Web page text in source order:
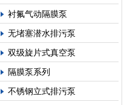
衬氟气动隔膜泵
无堵塞潜水排污泵
双级旋片式真空泵
隔膜泵系列
不锈钢立式排污泵